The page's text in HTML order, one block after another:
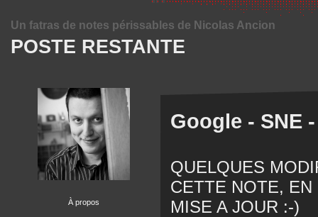
POSTE RESTANTE
Un fatras de notes périssables de Nicolas Ancion
À propos
Google - SNE
QUELQUES
CETTE NOTE,
MISE A JOUR :-)